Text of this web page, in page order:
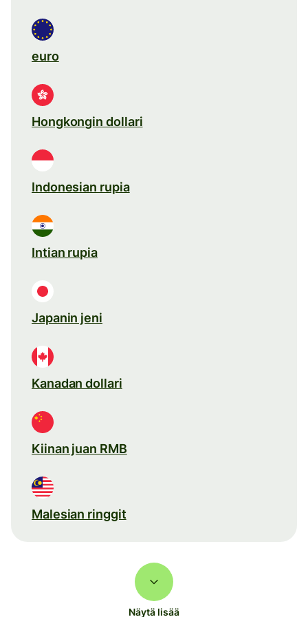
euro
Hongkongin dollari
Indonesian rupia
Intian rupia
Japanin jeni
Kanadan dollari
Kiinan juan RMB
Malesian ringgit
Näytä lisää